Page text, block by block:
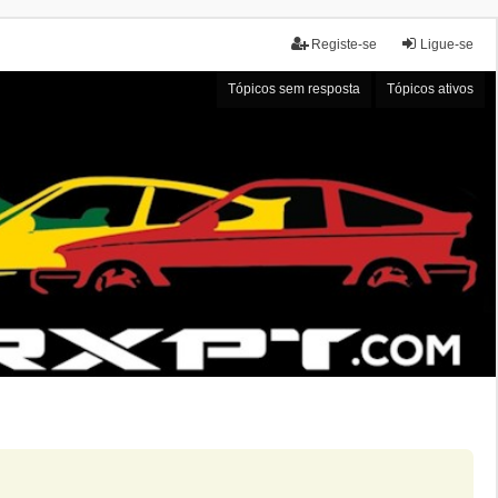
Ligue-se
Registe-se
Tópicos sem resposta Tópicos ativos